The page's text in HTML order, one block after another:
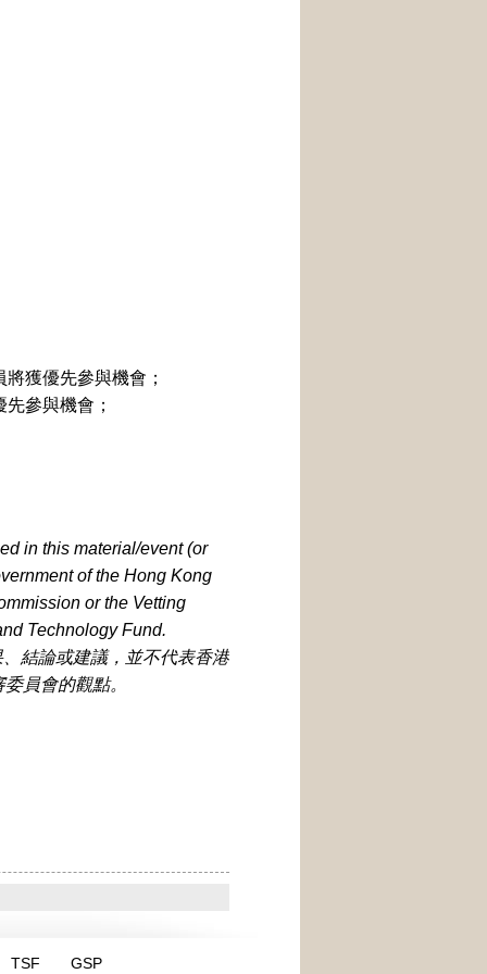
獲優先參與機會；
參與機會；
in this material/event (or
of the Hong Kong
or the Vetting
Technology Fund.
結論或建議，並不代表香港
員會的觀點。
TSF GSP